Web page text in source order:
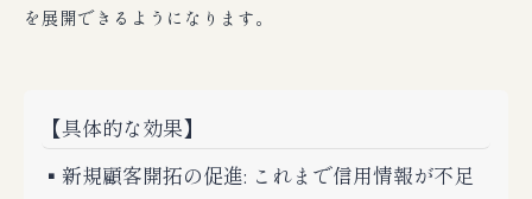
を展開できるようになります。
【具体的な効果】
▪️新規顧客開拓の促進: これまで信用情報が不足